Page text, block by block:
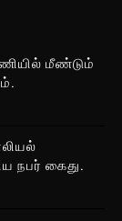
மீண்டும்
நபர் கைது.